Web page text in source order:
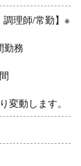
調理師/常勤】※
勤務
変動します。